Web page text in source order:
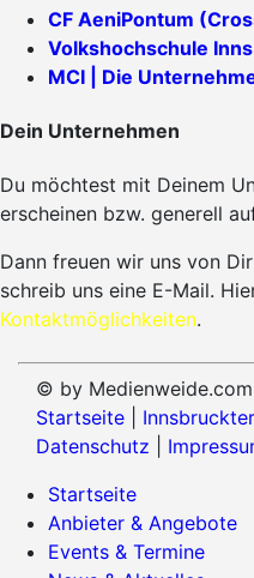
CF AeniPontum
Volkshochschule
MCI | Die
Dein Unternehmen
Du möchtest mit Deinem
erscheinen bzw. generell
Dann freuen wir uns von
schreib uns eine E-Mail.
Kontaktmöglichkeiten.
© by
Startseite
Datenschutz
Startseite
Anbieter & Angebote
Events & Termine